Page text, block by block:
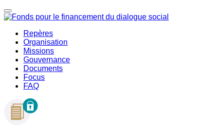
Repères
Organisation
Missions
Gouvernance
Documents
Focus
FAQ